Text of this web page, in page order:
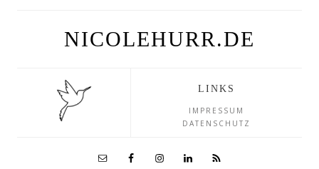
NICOLEHURR.DE
LINKS
IMPRESSUM
DATENSCHUTZ